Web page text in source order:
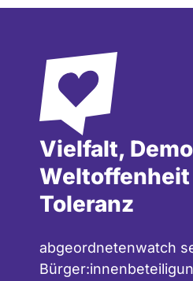
Vielfalt,
Toleranz
abgeordnetenwatch